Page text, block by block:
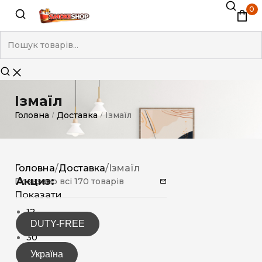
0
Ізмаїл
Головна / Доставка / Ізмаїл
Акциз:
DUTY-FREE
Україна
Головна/Доставка/ Ізмаїл
Показано всі 170 товарів
Показати
12
15
30